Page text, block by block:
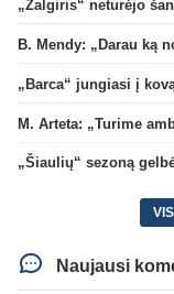
„Žalgiris“ neturėjo
„Barca“ jungiasi į
M. Arteta: „Turime
„Šiaulių“ sezoną
Naujausi